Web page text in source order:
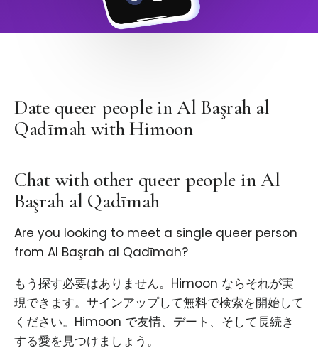
Date queer people in Al Başrah al
Qadīmah with Himoon
Chat with other queer people in Al
Başrah al Qadīmah
Are you looking to meet a single queer person
from Al Başrah al Qadīmah?
もう探す必要はありません。Himoon ならそれが実
現できます。サインアップして無料で検索を開始して
ください。Himoon で友情、デート、そして長続き
する愛を見つけましょう。